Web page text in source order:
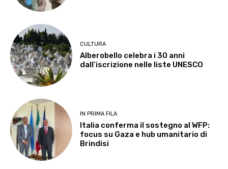
CULTURA
Alberobello celebra i 30 anni
dall’iscrizione nelle liste UNESCO
IN PRIMA FILA
Italia conferma il sostegno al WFP:
focus su Gaza e hub umanitario di
Brindisi